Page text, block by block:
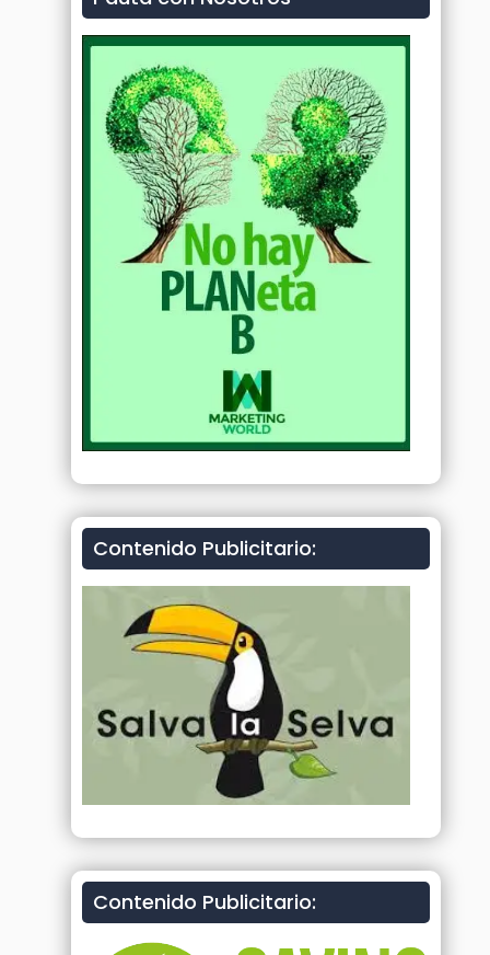
Contenido Publicitario:
Contenido Publicitario: